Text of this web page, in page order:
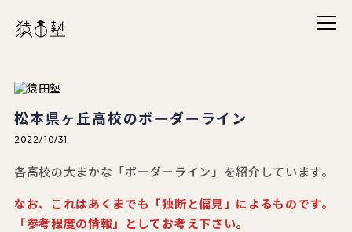
メニ
猿田塾
松本県ヶ丘高校のボーダーライン
2022/10/31
各高校の大まかな「ボーダーライン」を紹介しています。
なお、これはあくまでも「独断と偏見」によるものです。
「参考程度の情報」としてお考え下さい。